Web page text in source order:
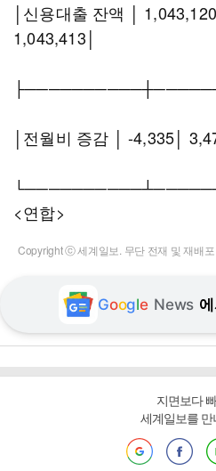
│신용대출 잔액 │
1,043,413│
│전월비 증감 │ -4,335│
<연합>
Copyright ⓒ 세계일보. 무단 전재 및 재배포
Google News
지면보다
세계일보를